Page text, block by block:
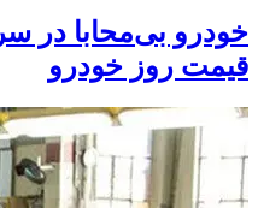
خودرو بی‌محابا در
قیمت روز خودرو